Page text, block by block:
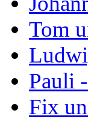
Tom
Pauli
Fix